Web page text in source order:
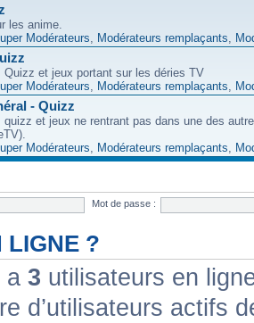
les anime.
Modérateurs Modérateurs remplaçants
Quizz et jeux portant sur les déries TV
Modérateurs Modérateurs remplaçants
- Quizz
quizz et jeux ne rentrant pas dans une des
Modérateurs Modérateurs remplaçants
Mot de passe :
LIGNE ?
a 3 utilisateurs en
d’utilisateurs actifs